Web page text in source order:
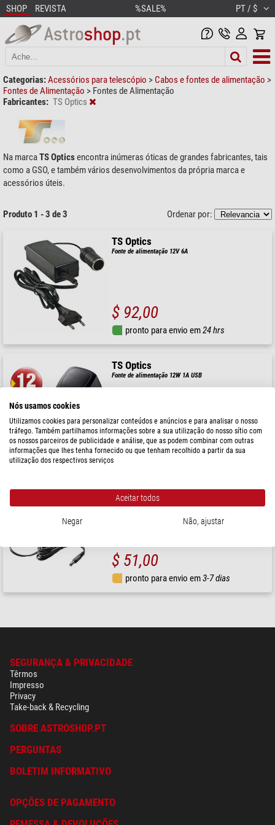
SHOP REVISTA %SALE% PT / $
Categorias:Acessórios para telescópio > Cabos e fontes de alimentação >
Fontes de Alimentação > Fontes de Alimentação
Fabricantes: TS Optics
Na marcaTS Opticsencontra inúmeras óticas de grandes fabricantes, tais
como a GSO, e também vários desenvolvimentos da própria marca e
acessórios úteis.
Produto 1 - 3 de 3 Ordenar por:
TS Optics
Fonte de alimentação 12V 6A
$ 92,00
pronto para envio em24 hrs
TS Optics
Fonte de alimentação 12W 1A USB
$ 27,90
pronto para envio em3-7 dias
TS Optics
Fonte de alimentação 12V 3A
$ 51,00
pronto para envio em3-7 dias
SEGURANÇA & PRIVACIDADE
Têrmos
Impresso
Privacy
Take-back & Recycling
SOBRE ASTROSHOP.PT
PERGUNTAS
BOLETIM INFORMATIVO
OPÇÕES DE PAGAMENTO
Nós usamos cookies
Utilizamos cookies para personalizar conteúdos e anúncios e para analisar o nosso
tráfego. Também partilhamos informações sobre a sua utilização do nosso sítio com
os nossos parceiros de publicidade e análise, que as podem combinar com outras
informações que lhes tenha fornecido ou que tenham recolhido a partir da sua
utilização dos respectivos serviços
Aceitar todos
Negar Não, ajustar